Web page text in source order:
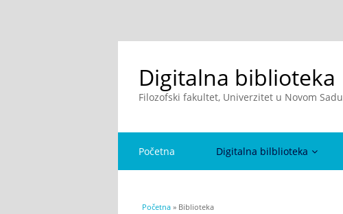
Digitalna biblioteka
Filozofski fakultet, Univerzitet u Novom Sadu
Početna Digitalna bilblioteka
You are here
Početna » Biblioteka